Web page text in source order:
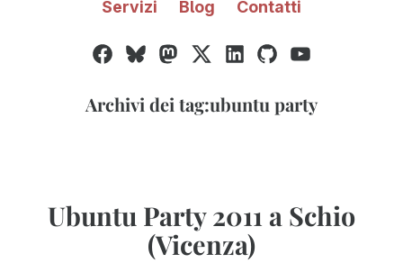
Servizi Blog Contatti
Facebook
BlueskyMastodon
Twitter
X
LinkedInGitHubYouTube
Archivi dei tag:ubuntu party
Ubuntu Party 2011 a Schio
(Vicenza)